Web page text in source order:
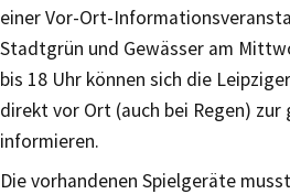
einer Vor-Ort-
Stadtgrün und Gewässer am
bis 18 Uhr können sich die
direkt vor Ort (auch bei Regen) zur
informieren.
Die vorhandenen Spielgeräte